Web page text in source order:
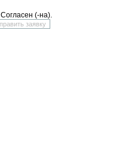
Согласен (-на).